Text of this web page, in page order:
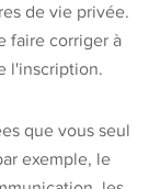
de vie privée.
faire corriger à
l'inscription.
que vous seul
exemple, le